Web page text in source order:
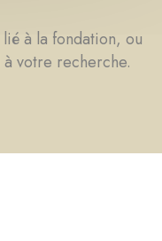
à la fondation, ou
votre recherche.